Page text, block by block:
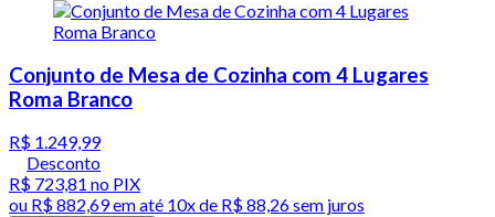
Conjunto de Mesa de Cozinha com 4 Lugares
Roma Branco
R$ 1.249,99
Desconto
R$ 723,81 no PIX
ou R$ 882,69em até 10x de R$ 88,26 sem juros